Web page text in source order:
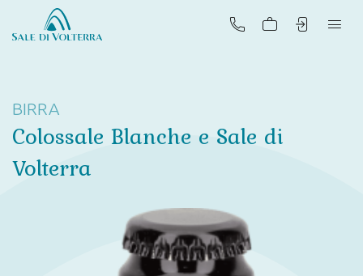
VISITA LE SALINE
BIRRA
Colossale Blanche e Sale di
Volterra